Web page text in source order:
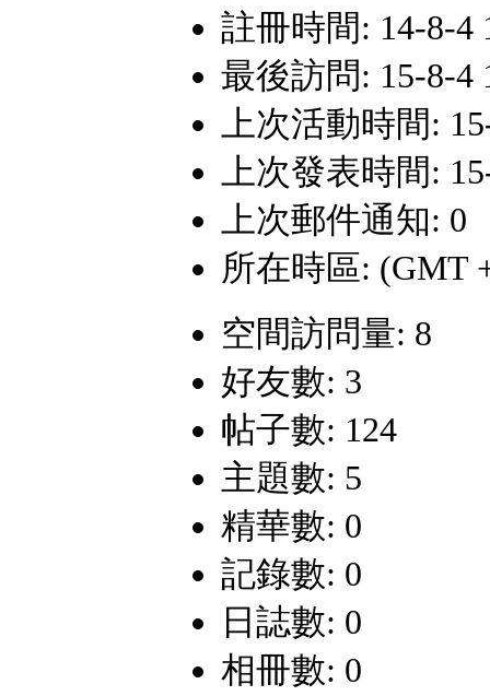
註冊時間: 14-8-4
最後訪問: 15-8-4
上次活動時間:
上次發表時間:
上次郵件通知: 0
所在時區: (GMT
空間訪問量: 8
好友數: 3
帖子數: 124
主題數: 5
精華數: 0
記錄數: 0
日誌數: 0
相冊數: 0